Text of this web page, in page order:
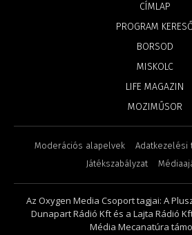
CÍMLAP
PROGRAM
BORSOD
MISKOLC
LIFE MAGAZIN
MOZIMŰSOR
Moderációs alapelvek Adatkezelési
Játékszabályzat
Az Oxygen Media Csoport tagjai: A
Dunapart Rádió Kft és a Lajta Rádió
Média Mecanatúra